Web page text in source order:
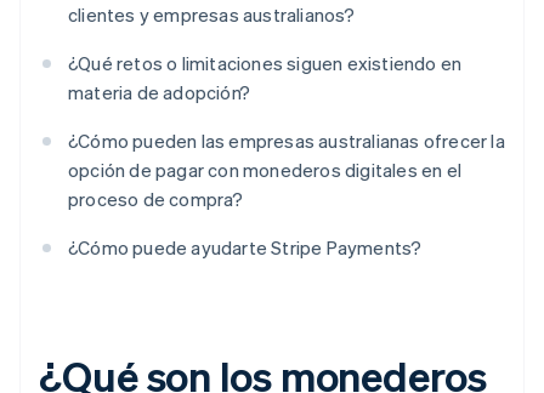
clientes y empresas australianos?
¿Qué retos o limitaciones siguen existiendo en
materia de adopción?
¿Cómo pueden las empresas australianas ofrecer la
opción de pagar con monederos digitales en el
proceso de compra?
¿Cómo puede ayudarte Stripe Payments?
¿Qué son los monederos